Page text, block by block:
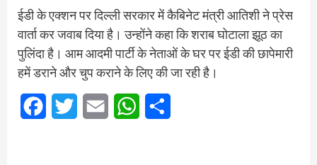
ईडी के एक्शन पर दिल्ली सरकार में कैबिनेट मंत्री आतिशी ने प्रेस
वार्ता कर जवाब दिया है। उन्होंने कहा कि शराब घोटाला झूठ का
पुलिंदा है। आम आदमी पार्टी के नेताओं के घर पर ईडी की छापेमारी
हमें डराने और चुप कराने के लिए की जा रही है।
FacebookTwitter Email WhatsApp